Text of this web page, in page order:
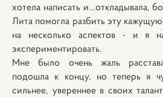
хотела написать и…откладывала,
Лита помогла разбить эту
на несколько аспектов - и я
экспериментировать.
Мне было очень жаль
подошла к концу, но теперь я
сильнее, увереннее в своих